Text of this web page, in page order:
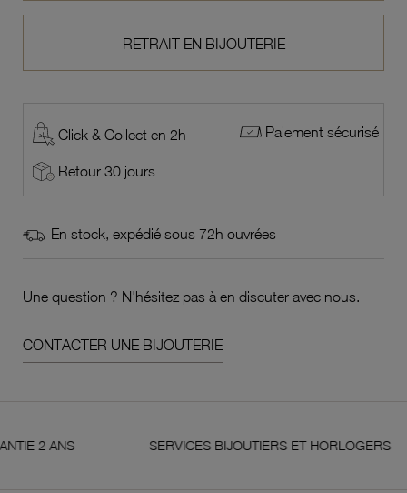
RETRAIT EN BIJOUTERIE
Click & Collect en 2h Paiement sécurisé
Retour 30 jours
En stock, expédié sous 72h ouvrées
Une question ? N'hésitez pas à en discuter avec nous.
CONTACTER UNE BIJOUTERIE
ANS SERVICES BIJOUTIERS ET HORLOGERS